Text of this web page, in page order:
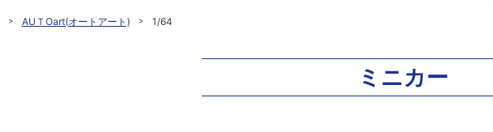
AUＴOart(オートアート) 1/64
ミニカー